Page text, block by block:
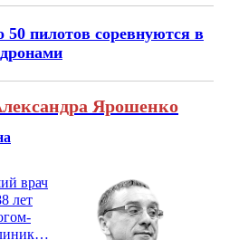
пилотов соревнуются в
Ярошенко
врач
лет